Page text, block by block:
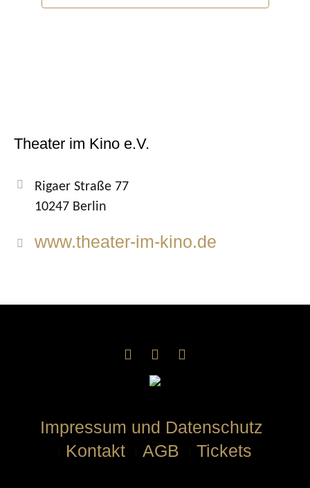
Theater im Kino e.V.
Rigaer Straße 77
10247 Berlin
www.theater-im-kino.de
Impressum und Datenschutz
Kontakt
AGB Tickets